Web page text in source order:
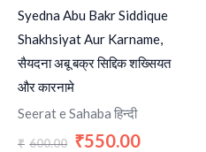
Syedna Abu Bakr Siddique
Shakhsiyat Aur Karname,
सैयदना अबू बक्र सिद्दिक शख्सियत
और कारनामे
Seerat e Sahaba हिन्दी
₹ 600.00 ₹550.00